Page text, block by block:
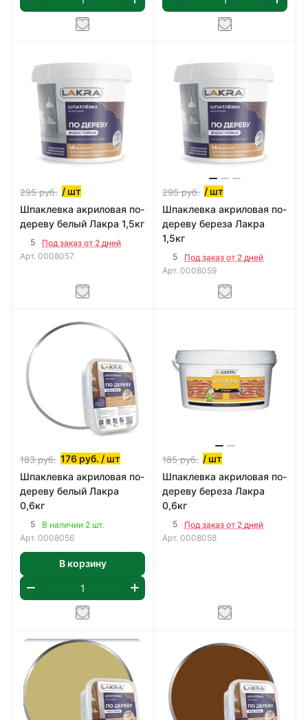
295руб. / шт
Шпаклевка акриловая по-
дереву белый Лакра 1,5кг
5
Под заказ от 2 дней
Арт. 0008057
295руб. / шт
Шпаклевка акриловая по-
дереву береза Лакра
1,5кг
5
Под заказ от 2 дней
Арт. 0008059
183руб. 176 руб. / шт
Шпаклевка акриловая по-
дереву белый Лакра
0,6кг
5
В наличии 2 шт.
Арт. 0008056
В корзину
185руб. / шт
Шпаклевка акриловая по-
дереву береза Лакра
0,6кг
5
Под заказ от 2 дней
Арт. 0008058